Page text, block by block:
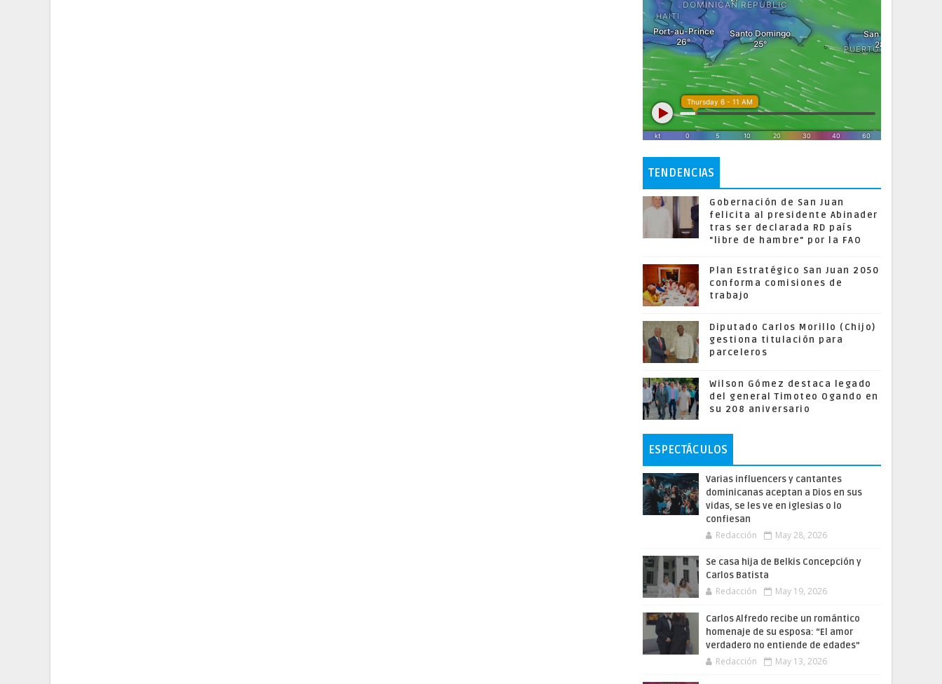
TENDENCIAS
Gobernación de San Juan
felicita al presidente Abinader
tras ser declarada RD país
"libre de hambre" por la FAO
Plan Estratégico San Juan 2050
conforma comisiones de
trabajo
Diputado Carlos Morillo (Chijo)
gestiona titulación para
parceleros
Wilson Gómez destaca legado
del general Timoteo Ogando en
su 208 aniversario
ESPECTÁCULOS
Varias influencers y cantantes
dominicanas aceptan a Dios en sus
vidas, se les ve en iglesias o lo
confiesan
Redacción May 28, 2026
Se casa hija de Belkis Concepción y
Carlos Batista
Redacción May 19, 2026
Carlos Alfredo recibe un romántico
homenaje de su esposa: “El amor
verdadero no entiende de edades”
Redacción May 13, 2026